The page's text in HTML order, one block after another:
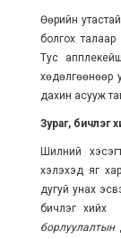
Өөрийн
болгох
Тус
хөдөлгөөнөөр
дахин асууж
Зураг, бичлэг
Шилний
хэлэхэд яг
дугуй унах
бичлэг хийх
борлуулалтын